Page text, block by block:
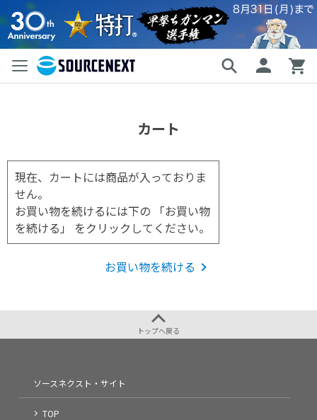
カート
現在、カートには商品が入っておりま
せん。
お買い物を続けるには下の 「お買い物
を続ける」 をクリックしてください。
お買い物を続ける
トップへ戻る
ソースネクスト・サイト
TOP